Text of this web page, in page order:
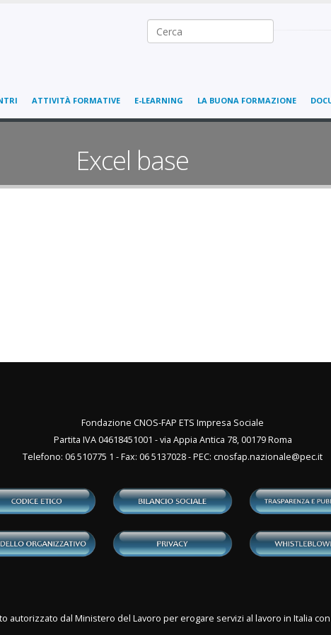
Ricerca nel sito
ATTIVITÀ FORMATIVE E-LEARNING LA BUONA FORMAZIONE
Excel base
Fondazione CNOS-FAP ETS Impresa Sociale
Partita IVA 04618451001 - via Appia Antica 78, 00179 Roma
Telefono: 06 510775 1 - Fax: 06 5137028 - PEC: cnosfap.nazionale@pec.it
autorizzato dal Ministero del Lavoro per erogare servizi al lavoro in Italia